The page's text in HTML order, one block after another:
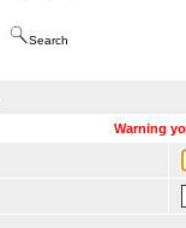
Search
Warning